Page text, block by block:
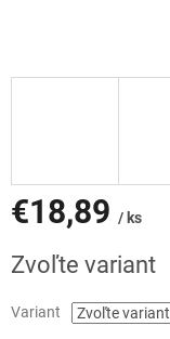
€18,89 / ks
cena:
Zvoľte variant
Variant